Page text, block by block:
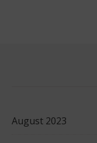
August 2023